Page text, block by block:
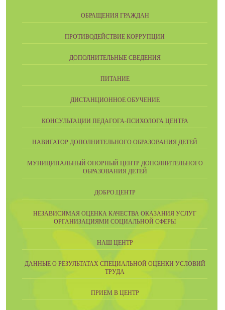
ОБРАЩЕНИЯ ГРАЖДАН
ПРОТИВОДЕЙСТВИЕ КОРРУПЦИИ
ДОПОЛНИТЕЛЬНЫЕ СВЕДЕНИЯ
ПИТАНИЕ
ДИСТАНЦИОННОЕ ОБУЧЕНИЕ
КОНСУЛЬТАЦИИ ПЕДАГОГА-ПСИХОЛОГА ЦЕНТРА
НАВИГАТОР ДОПОЛНИТЕЛЬНОГО ОБРАЗОВАНИЯ ДЕТЕЙ
МУНИЦИПАЛЬНЫЙ ОПОРНЫЙ ЦЕНТР ДОПОЛНИТЕЛЬНОГО
ОБРАЗОВАНИЯ ДЕТЕЙ
ДОБРО.ЦЕНТР
НЕЗАВИСИМАЯ ОЦЕНКА КАЧЕСТВА ОКАЗАНИЯ УСЛУГ
ОРГАНИЗАЦИЯМИ СОЦИАЛЬНОЙ СФЕРЫ
НАШ ЦЕНТР
ДАННЫЕ О РЕЗУЛЬТАТАХ СПЕЦИАЛЬНОЙ ОЦЕНКИ УСЛОВИЙ
ТРУДА
ПРИЕМ В ЦЕНТР